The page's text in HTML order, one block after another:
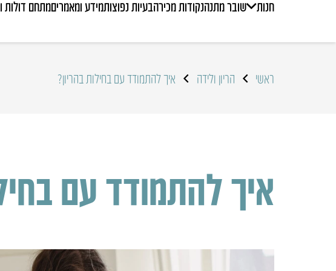
חנות שובר מתנהנקודות מכירהבעיות נפוצותמידע ומאמריםמתחם דולות
ראשי הריון ולידה איך להתמודד עם בחילות בהריון?
איך להתמודד עם